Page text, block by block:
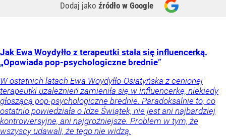
Dodaj jako źródło w Google
Jak Ewa Woydyłło z terapeutki stała się influencerką.
„Opowiada pop-psychologiczne brednie”
W ostatnich latach Ewa Woydyłło-Osiatyńska z cenionej
terapeutki uzależnień zamieniła się w influencerkę, niekiedy
głoszącą pop-psychologiczne brednie. Paradoksalnie to, co
ostatnio powiedziała o Idze Świątek, nie jest ani najbardziej
kontrowersyjne, ani najgroźniejsze. Problem w tym, że
wszyscy udawali, że tego nie widzą.